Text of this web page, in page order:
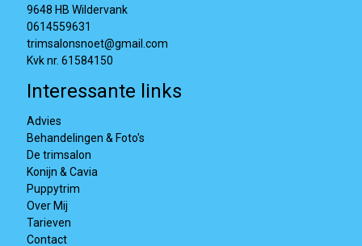
9648 HB Wildervank
0614559631
trimsalonsnoet@gmail.com
Kvk nr. 61584150
Interessante links
Advies
Behandelingen & Foto's
De trimsalon
Konijn & Cavia
Puppytrim
Over Mij
Tarieven
Contact